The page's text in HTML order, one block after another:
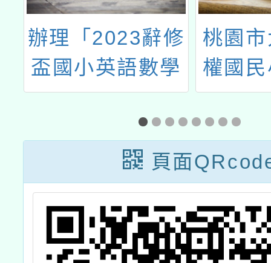
桃園市大園區五
權國民小學辦理
114學年度推動
學校教師實踐自
主活化教學計畫-
桃園EECC數學
社群假日共備
「主題~從
教育
前教
簡稱
級中
本土
訓實
14梯
認
頁面